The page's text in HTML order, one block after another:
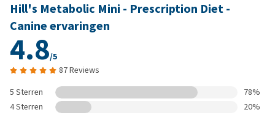
Hill's Metabolic Mini - Prescription Diet -
Canine ervaringen
4.8/5
87 Reviews
5 Sterren
78%
4 Sterren
20%